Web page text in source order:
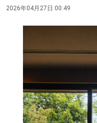
2026年04月27日 00:49